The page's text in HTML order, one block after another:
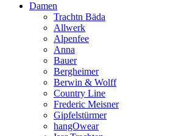
Damen
Trachtn Bäda
Allwerk
Alpenfee
Anna
Bauer
Bergheimer
Berwin & Wolff
Country Line
Frederic Meisner
Gipfelstürmer
hangOwear